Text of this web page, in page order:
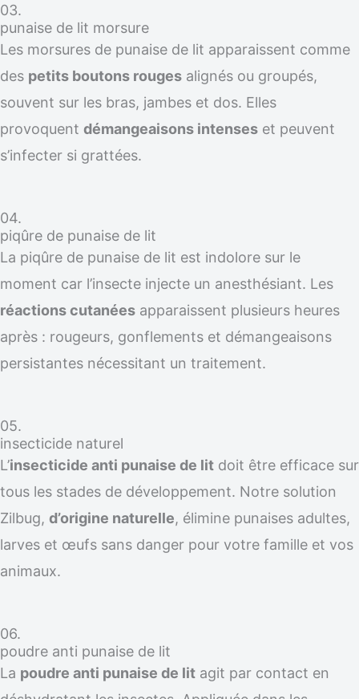
03.
punaise de lit morsure
Les morsures de punaise de lit apparaissent comme
des petits boutons rouges alignés ou groupés,
souvent sur les bras, jambes et dos. Elles
provoquent démangeaisons intenses et peuvent
s’infecter si grattées.
04.
piqûre de punaise de lit
La piqûre de punaise de lit est indolore sur le
moment car l’insecte injecte un anesthésiant. Les
réactions cutanées apparaissent plusieurs heures
après : rougeurs, gonflements et démangeaisons
persistantes nécessitant un traitement.
05.
insecticide naturel
L’insecticide anti punaise de lit doit être efficace sur
tous les stades de développement. Notre solution
Zilbug, d’origine naturelle, élimine punaises adultes,
larves et œufs sans danger pour votre famille et vos
animaux.
06.
poudre anti punaise de lit
La poudre anti punaise de lit agit par contact en